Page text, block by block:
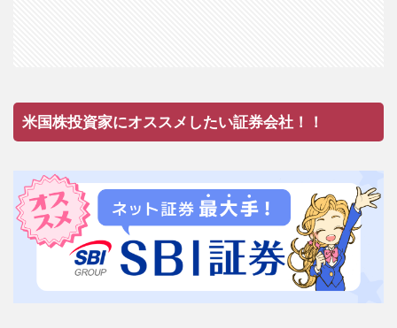
米国株投資家にオススメしたい証券会社！！